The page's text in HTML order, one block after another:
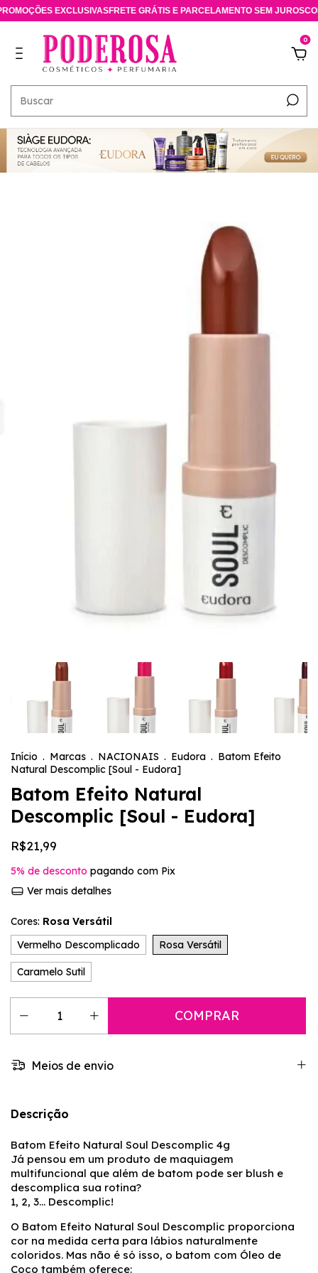
EXCLUSIVASFRETE GRÁTIS E PARCELAMENTO SEM JUROS
0
Início . Marcas . NACIONAIS . Eudora . Batom Efeito
Natural Descomplic [Soul - Eudora]
Batom Efeito Natural
Descomplic [Soul - Eudora]
R$21,99
5% de desconto pagando com Pix
Ver mais detalhes
Cores: Rosa Versátil
Vermelho Descomplicado
Rosa Versátil
Caramelo Sutil
Meios de envio
Descrição
Batom Efeito Natural Soul Descomplic 4g
Já pensou em um produto de maquiagem
multifuncional que além de batom pode ser blush e
descomplica sua rotina?
1, 2, 3... Descomplic!
O Batom Efeito Natural Soul Descomplic proporciona
cor na medida certa para lábios naturalmente
coloridos. Mas não é só isso, o batom com Óleo de
Coco também oferece: